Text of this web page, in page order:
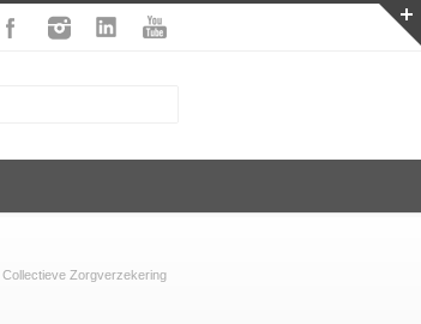
Collectieve Zorgverzekering